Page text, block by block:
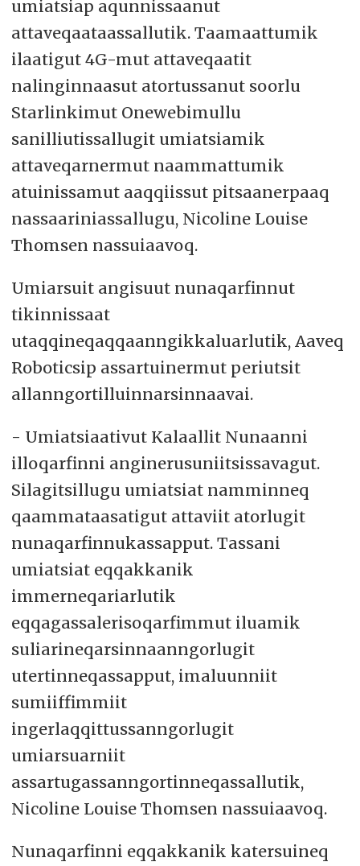
umiatsiap aqunnissaanut
attaveqaataassallutik. Taamaattumik
ilaatigut 4G-mut attaveqaatit
nalinginnaasut atortussanut soorlu
Starlinkimut Onewebimullu
sanilliutissallugit umiatsiamik
attaveqarnermut naammattumik
atuinissamut aaqqiissut pitsaanerpaaq
nassaariniassallugu, Nicoline Louise
Thomsen nassuiaavoq.
Umiarsuit angisuut nunaqarfinnut
tikinnissaat
utaqqineqaqqaanngikkaluarlutik, Aaveq
Roboticsip assartuinermut periutsit
allanngortilluinnarsinnaavai.
- Umiatsiaativut Kalaallit Nunaanni
illoqarfinni anginerusuniitsissavagut.
Silagitsillugu umiatsiat namminneq
qaammataasatigut attaviit atorlugit
nunaqarfinnukassapput. Tassani
umiatsiat eqqakkanik
immerneqariarlutik
eqqagassalerisoqarfimmut iluamik
suliarineqarsinnaanngorlugit
utertinneqassapput, imaluunniit
sumiiffimmiit
ingerlaqqittussanngorlugit
umiarsuarniit
assartugassanngortinneqassallutik,
Nicoline Louise Thomsen nassuiaavoq.
Nunaqarfinni eqqakkanik katersuineq